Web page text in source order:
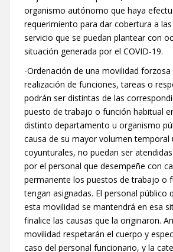
organismo autónomo que haya
requerimiento para dar cobertura a
servicio que se puedan plantear con
situación generada por el COVID-19.
-Ordenación de una movilidad forzosa
realización de funciones, tareas o
podrán ser distintas de las
puesto de trabajo o función habitual
distinto departamento u organismo
causa de su mayor volumen temporal
coyunturales, no puedan ser
por el personal que desempeñe con
permanente los puestos de trabajo o
tengan asignadas. El personal público
esta movilidad se mantendrá en esa
finalice las causas que la originaron.
movilidad respetarán el cuerpo y
caso del personal funcionario, y la